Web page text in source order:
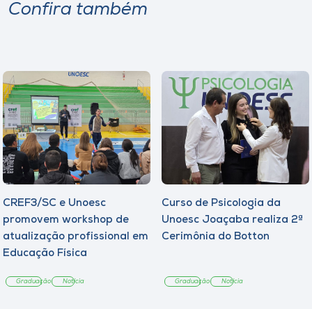
Confira também
CREF3/SC e Unoesc
promovem workshop de
atualização profissional em
Educação Física
Graduação Notícia
Curso de Psicologia da
Unoesc Joaçaba realiza 2ª
Cerimônia do Botton
Graduação Notícia